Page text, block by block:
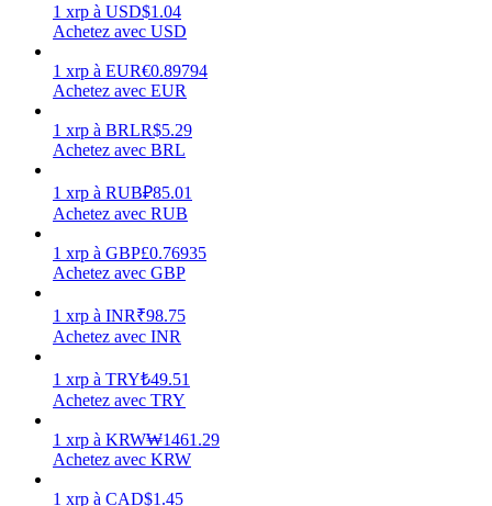
Gagner
Gagnez quotidiennement des récompenses compétitives
1 xrp à USD$1.04
Achetez avec USD
1 xrp à EUR€0.89794
Achetez avec EUR
1 xrp à BRLR$5.29
Achetez avec BRL
1 xrp à RUB₽85.01
Achetez avec RUB
1 xrp à GBP£0.76935
Achetez avec GBP
1 xrp à INR₹98.75
Achetez avec INR
1 xrp à TRY₺49.51
Achetez avec TRY
1 xrp à KRW₩1461.29
Achetez avec KRW
1 xrp à CAD$1.45